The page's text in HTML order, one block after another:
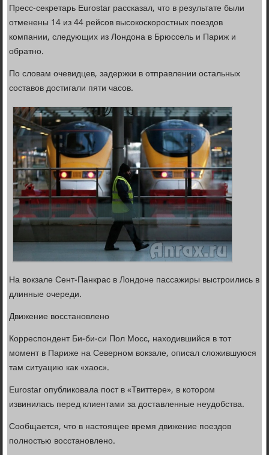
Пресс-секретарь Eurostar рассказал, что в результате были
отменены 14 из 44 рейсов высокоскоростных поездов
компании, следующих из Лондона в Брюссель и Париж и
обратно.
По словам очевидцев, задержки в отправлении остальных
составов достигали пяти часов.
На вокзале Сент-Панкрас в Лондоне пассажиры выстроились в
длинные очереди.
Движение восстановлено
Корреспондент Би-би-си Пол Мосс, находившийся в тот
момент в Париже на Северном вокзале, описал сложившуюся
там ситуацию как «хаос».
Eurostar опубликовала пост в «Твиттере», в котором
извинилась перед клиентами за доставленные неудобства.
Сообщается, что в настоящее время движение поездов
полностью восстановлено.